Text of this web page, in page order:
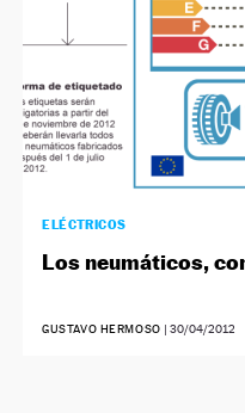
ELÉCTRICOS
Los neumáticos,
GUSTAVO HERMOSO | 30/04/2012